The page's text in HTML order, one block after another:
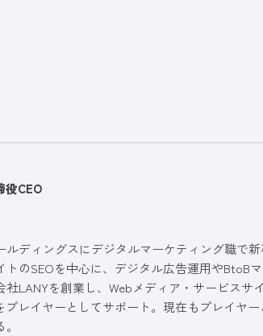
役CEO
ディングスにデジタルマーケティング職で
トのSEOを中心に、デジタル広告運用やBtoB
社LANYを創業し、Webメディア・サービスサ
プレイヤーとしてサポート。現在もプレイヤ